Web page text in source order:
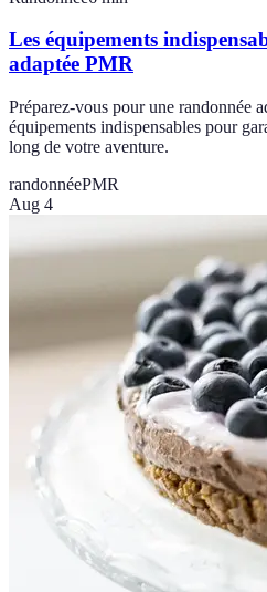
Les équipements
adaptée PMR
Préparez-vous pour une randonnée
équipements indispensables pour
long de votre aventure.
randonnéePMR
Aug 4